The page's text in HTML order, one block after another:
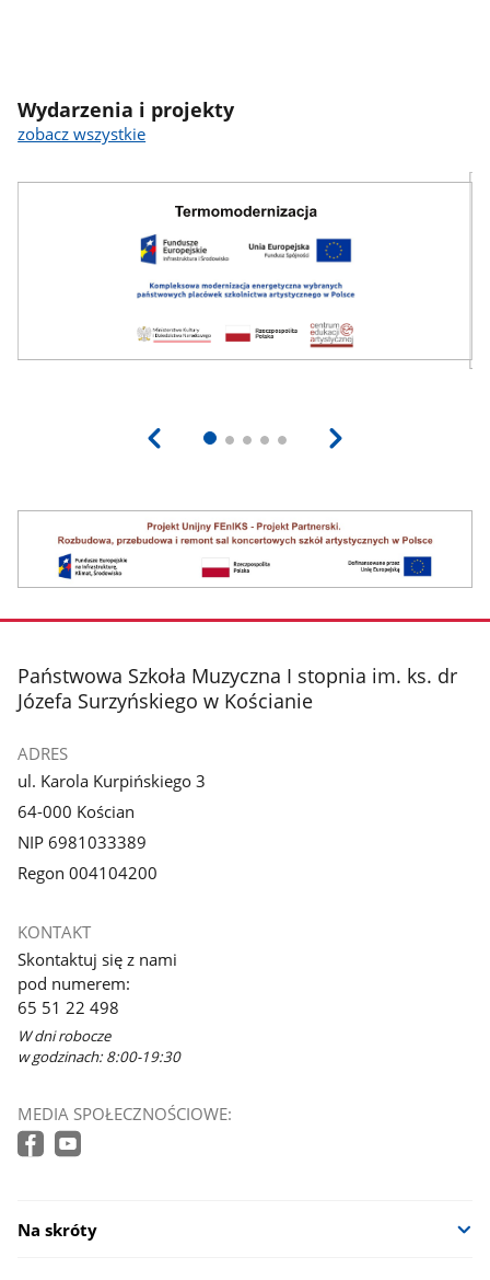
Wydarzenia i projekty
zobacz wszystkie
stopka
Państwowa Szkoła Muzyczna I stopnia im. ks. dr
Józefa Surzyńskiego w Kościanie
ADRES
ul. Karola Kurpińskiego 3
64-000 Kościan
NIP 6981033389
Regon 004104200
KONTAKT
Skontaktuj się z nami
pod numerem:
65 51 22 498
W dni robocze
w godzinach: 8:00-19:30
MEDIA SPOŁECZNOŚCIOWE:
Na skróty